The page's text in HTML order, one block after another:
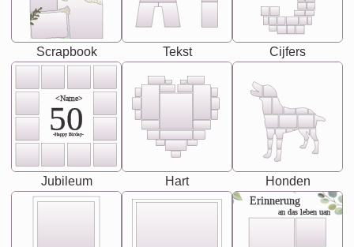
Scrapbook Tekst Cijfers
<Name>
50
-Happy Birday-
Jubileum Hart Honden
Erinnerung
an das leben uan